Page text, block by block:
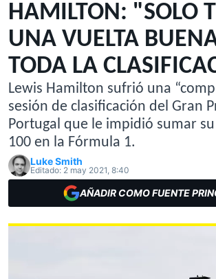
HAMILTON: "SOLO
UNA VUELTA
TODA LA
Lewis Hamilton sufrió una
sesión de clasificación del Gran
Portugal que le impidió sumar
100 en la Fórmula 1.
Luke Smith
Editado: 2 may 2021, 8:40
AÑADIR COMO FUENTE